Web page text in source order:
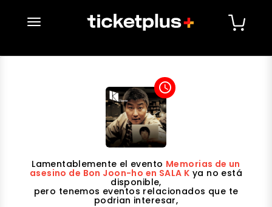
desplegar navegación
access_time
Lamentablemente el evento Memorias de un
asesino de Bon Joon-ho en SALA K ya no está
disponible,
pero tenemos eventos relacionados que te
podrian interesar,